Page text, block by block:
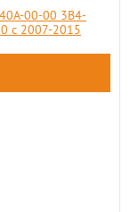
00-00 3B4-
с 2007-2015